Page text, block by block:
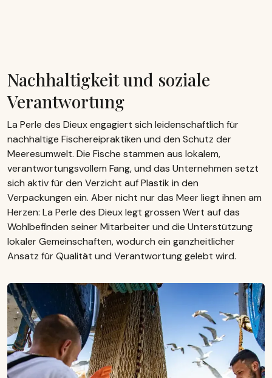
Nachhaltigkeit und soziale
Verantwortung
La Perle des Dieux engagiert sich leidenschaftlich für
nachhaltige Fischereipraktiken und den Schutz der
Meeresumwelt. Die Fische stammen aus lokalem,
verantwortungsvollem Fang, und das Unternehmen setzt
sich aktiv für den Verzicht auf Plastik in den
Verpackungen ein. Aber nicht nur das Meer liegt ihnen am
Herzen: La Perle des Dieux legt grossen Wert auf das
Wohlbefinden seiner Mitarbeiter und die Unterstützung
lokaler Gemeinschaften, wodurch ein ganzheitlicher
Ansatz für Qualität und Verantwortung gelebt wird.